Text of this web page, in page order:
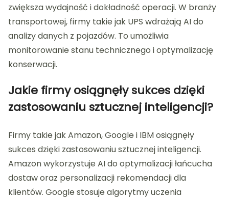
zwiększa wydajność i dokładność operacji. W branży
transportowej, firmy takie jak UPS wdrażają AI do
analizy danych z pojazdów. To umożliwia
monitorowanie stanu technicznego i optymalizację
konserwacji.
Jakie firmy osiągnęły sukces dzięki
zastosowaniu sztucznej inteligencji?
Firmy takie jak Amazon, Google i IBM osiągnęły
sukces dzięki zastosowaniu sztucznej inteligencji.
Amazon wykorzystuje AI do optymalizacji łańcucha
dostaw oraz personalizacji rekomendacji dla
klientów. Google stosuje algorytmy uczenia